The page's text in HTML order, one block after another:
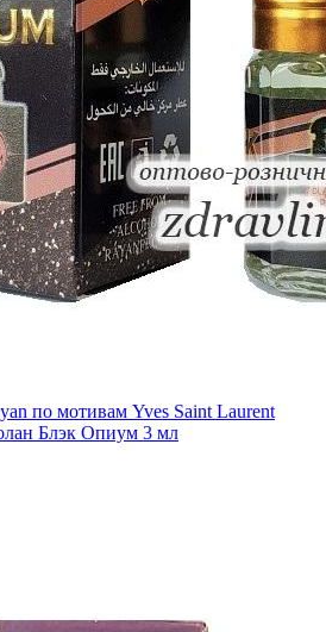
по мотивам Yves Saint Laurent
Блэк Опиум 3 мл